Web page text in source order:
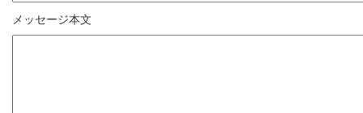
メッセージ本文